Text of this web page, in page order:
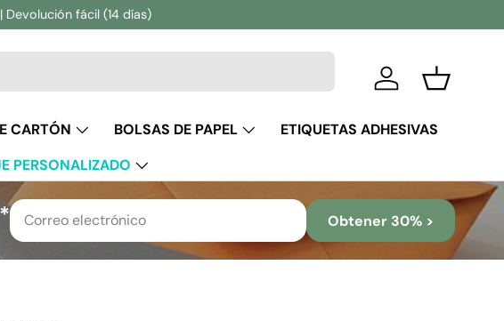
fácil (14 días)
Iniciar sesión
Cesta
CARTÓN BOLSAS DE PAPEL
ETIQUETAS ADHESIVAS
PERSONALIZADO
Obtener 30% >